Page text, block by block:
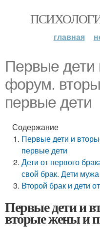
главная
Первые
форум.
первые дети
Содержание
Первые дети и
первые дети
Дети от первого
свой брак. Дети
Второй брак и дети
Первые дети и
вторые жены и